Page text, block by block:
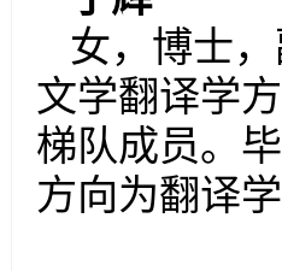
女，博士
文学翻译学
梯队成员。
方向为翻译学